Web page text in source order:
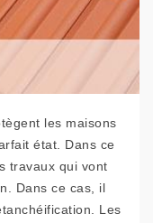
les maisons
état. Dans ce
travaux qui vont
Dans ce cas, il
Les